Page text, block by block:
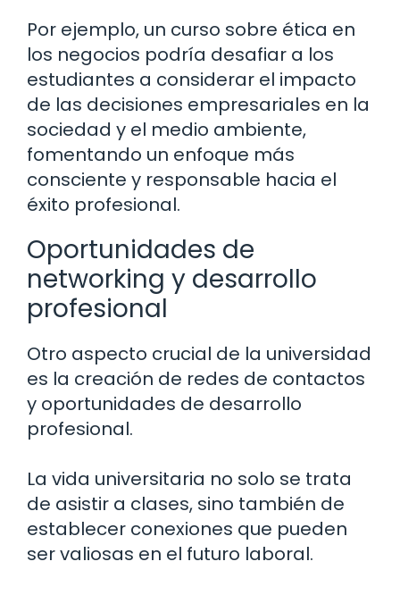
Por ejemplo, un curso sobre ética en
los negocios podría desafiar a los
estudiantes a considerar el impacto
de las decisiones empresariales en la
sociedad y el medio ambiente,
fomentando un enfoque más
consciente y responsable hacia el
éxito profesional.
Oportunidades de
networking y desarrollo
profesional
Otro aspecto crucial de la universidad
es la creación de redes de contactos
y oportunidades de desarrollo
profesional.
La vida universitaria no solo se trata
de asistir a clases, sino también de
establecer conexiones que pueden
ser valiosas en el futuro laboral.